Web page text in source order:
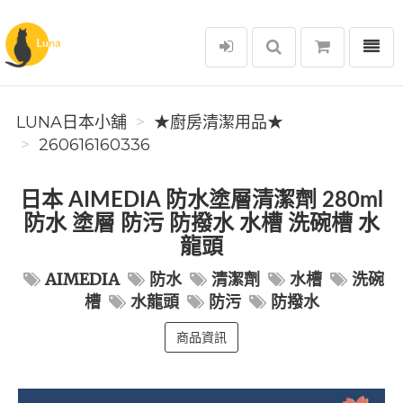
Luna日本小舖
選單
LUNA日本小舖
★廚房清潔用品★
260616160336
日本 AIMEDIA 防水塗層清潔劑 280ml
防水 塗層 防污 防撥水 水槽 洗碗槽 水
龍頭
AIMEDIA 防水 清潔劑 水槽
洗碗
槽
水龍頭 防污 防撥水
商品資訊